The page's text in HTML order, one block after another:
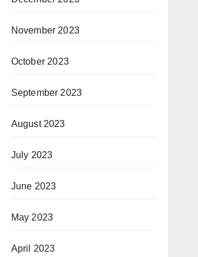
November 2023
October 2023
September 2023
August 2023
July 2023
June 2023
May 2023
April 2023